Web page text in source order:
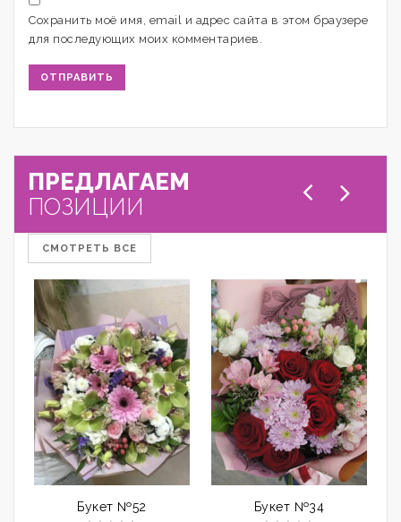
Сохранить моё имя, email и адрес сайта в этом браузере
для последующих моих комментариев.
ПРЕДЛАГАЕМ
ПОЗИЦИИ
СМОТРЕТЬ ВСЕ
Букет №52 Букет №34